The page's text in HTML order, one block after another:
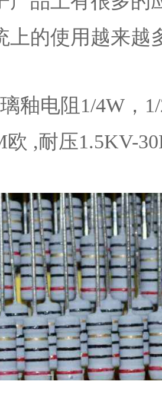
上的使用越来越
釉电阻1/4W，
,耐压1.5KV-